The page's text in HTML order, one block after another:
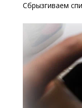
Сбрызгиваем